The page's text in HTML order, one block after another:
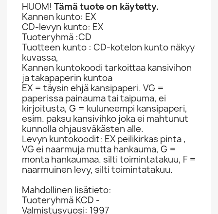
HUOM! Tämä tuote on käytetty.
Kannen kunto: EX
CD-levyn kunto: EX
Tuoteryhmä :CD
Tuotteen kunto : CD-kotelon kunto näkyy
kuvassa,
Kannen kuntokoodi tarkoittaa kansivihon
ja takapaperin kuntoa
EX = täysin ehjä kansipaperi. VG =
paperissa painauma tai taipuma, ei
kirjoitusta, G = kuluneempi kansipaperi,
esim. paksu kansivihko joka ei mahtunut
kunnolla ohjausväkästen alle.
Levyn kuntokoodit: EX peilikirkas pinta ,
VG ei naarmuja mutta hankauma, G =
monta hankaumaa. silti toimintatakuu, F =
naarmuinen levy, silti toimintatakuu.
Mahdollinen lisätieto:
Tuoteryhmä KCD -
Valmistusvuosi: 1997